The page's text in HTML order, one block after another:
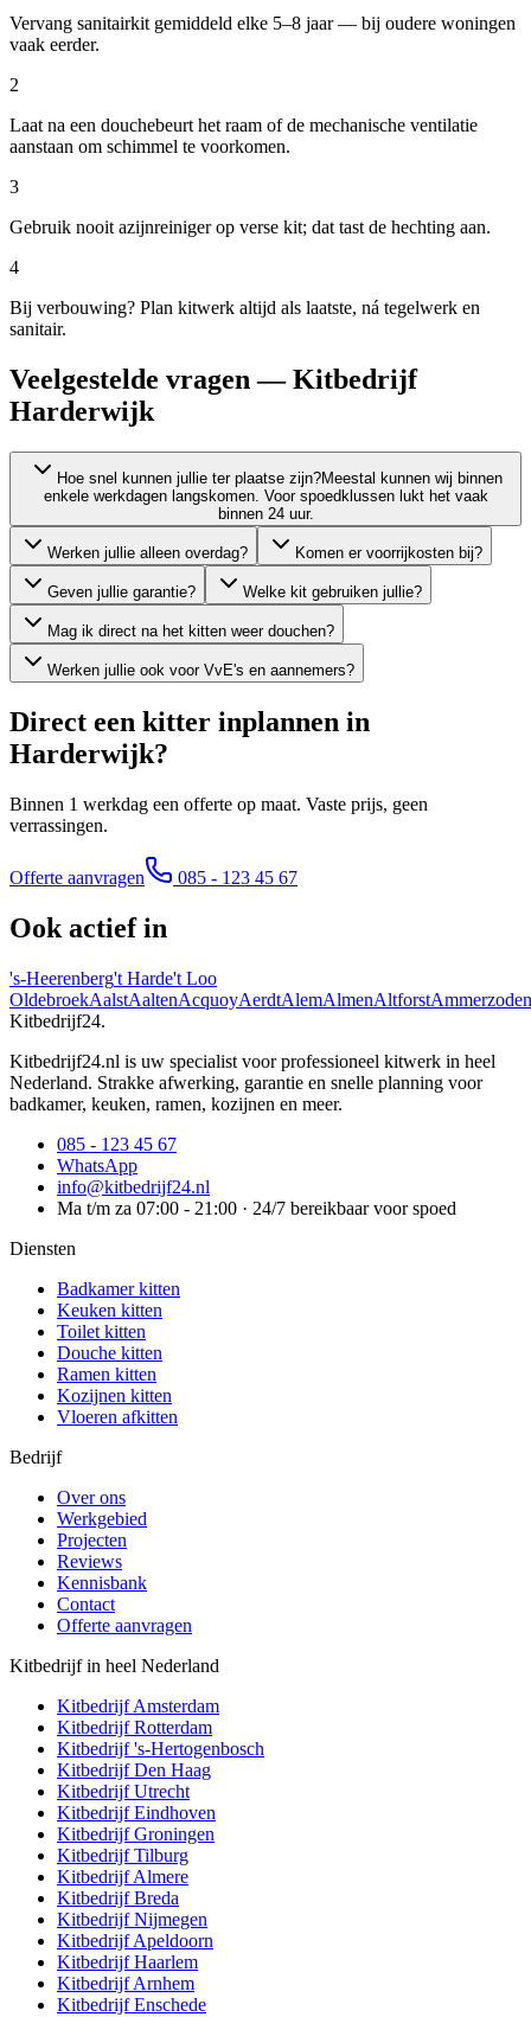
Vervang sanitairkit gemiddeld elke 5–8 jaar — bij oudere woningen
vaak eerder.
2
Laat na een douchebeurt het raam of de mechanische ventilatie
aanstaan om schimmel te voorkomen.
3
Gebruik nooit azijnreiniger op verse kit; dat tast de hechting aan.
4
Bij verbouwing? Plan kitwerk altijd als laatste, ná tegelwerk en
sanitair.
Veelgestelde vragen — Kitbedrijf
Harderwijk
Hoe snel kunnen jullie ter plaatse zijn?Meestal kunnen wij binnen
enkele werkdagen langskomen. Voor spoedklussen lukt het vaak
binnen 24 uur.
Werken jullie alleen overdag? Komen er voorrijkosten bij?
Geven jullie garantie? Welke kit gebruiken jullie?
Mag ik direct na het kitten weer douchen?
Werken jullie ook voor VvE's en aannemers?
Direct een kitter inplannen in
Harderwijk?
Binnen 1 werkdag een offerte op maat. Vaste prijs, geen
verrassingen.
Offerte aanvragen 085 - 123 45 67
Ook actief in
's-Heerenberg't Harde't Loo
OldebroekAalstAaltenAcquoyAerdtAlemAlmenAltforstAmmerzoden
Kitbedrijf24.
Kitbedrijf24.nl is uw specialist voor professioneel kitwerk in heel
Nederland. Strakke afwerking, garantie en snelle planning voor
badkamer, keuken, ramen, kozijnen en meer.
085 - 123 45 67
WhatsApp
info@kitbedrijf24.nl
Ma t/m za 07:00 - 21:00 · 24/7 bereikbaar voor spoed
Diensten
Badkamer kitten
Keuken kitten
Toilet kitten
Douche kitten
Ramen kitten
Kozijnen kitten
Vloeren afkitten
Bedrijf
Over ons
Werkgebied
Projecten
Reviews
Kennisbank
Contact
Offerte aanvragen
Kitbedrijf in heel Nederland
KitbedrijfAmsterdam
KitbedrijfRotterdam
Kitbedrijf's-Hertogenbosch
KitbedrijfDen Haag
KitbedrijfUtrecht
KitbedrijfEindhoven
KitbedrijfGroningen
KitbedrijfTilburg
KitbedrijfAlmere
KitbedrijfBreda
KitbedrijfNijmegen
KitbedrijfApeldoorn
KitbedrijfHaarlem
KitbedrijfArnhem
KitbedrijfEnschede